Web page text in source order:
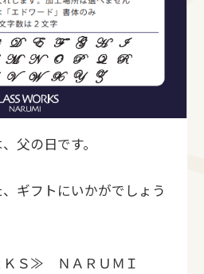
父の日です。
ギフトにいかがでしょう
ＫＳ≫ ＮＡＲＵＭＩ